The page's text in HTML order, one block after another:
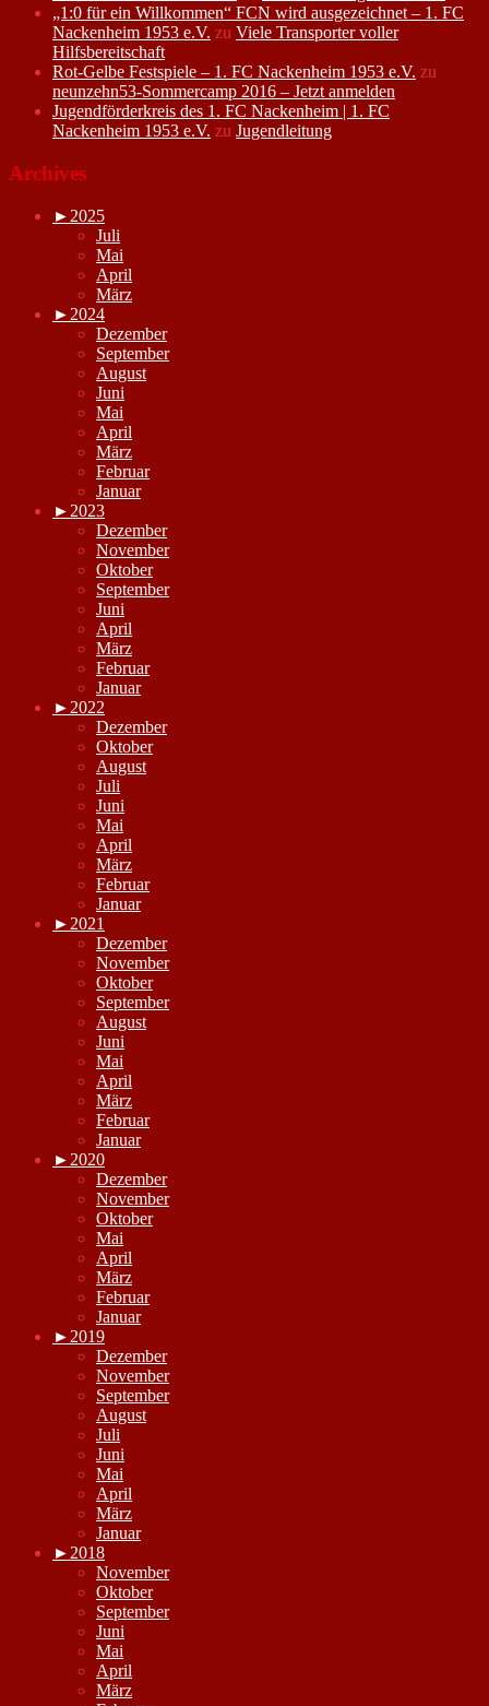
„1:0 für ein Willkommen“ FCN wird ausgezeichnet – 1. FC
Nackenheim 1953 e.V. zu Viele Transporter voller
Hilfsbereitschaft
Rot-Gelbe Festspiele – 1. FC Nackenheim 1953 e.V. zu
neunzehn53-Sommercamp 2016 – Jetzt anmelden
Jugendförderkreis des 1. FC Nackenheim | 1. FC
Nackenheim 1953 e.V. zu Jugendleitung
Archives
► 2025
Juli
Mai
April
März
► 2024
Dezember
September
August
Juni
Mai
April
März
Februar
Januar
► 2023
Dezember
November
Oktober
September
Juni
April
März
Februar
Januar
► 2022
Dezember
Oktober
August
Juli
Juni
Mai
April
März
Februar
Januar
► 2021
Dezember
November
Oktober
September
August
Juni
Mai
April
März
Februar
Januar
► 2020
Dezember
November
Oktober
Mai
April
März
Februar
Januar
► 2019
Dezember
November
September
August
Juli
Juni
Mai
April
März
Januar
► 2018
November
Oktober
September
Juni
Mai
April
März